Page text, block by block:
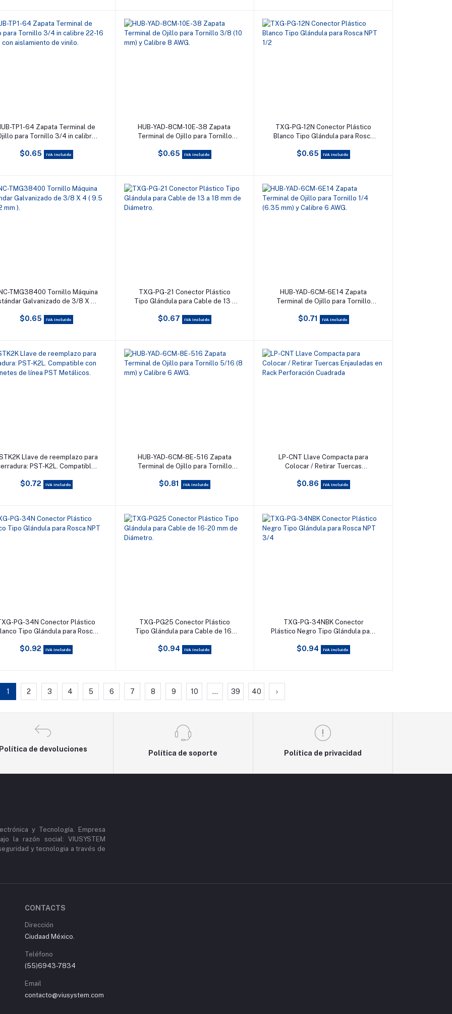
Añadir al carrito
TP1-64 Zapata Terminal de
para Tornillo 3/4 in calibre
vinilo.
$0.65 IVA incluido
Añadir al carrito
HUB-YAD-8CM-10E-38 Zapata
Terminal de Ojillo para Tornillo
$0.65 IVA incluido
Añadir al carrito
TXG-PG-12N Conector Plástico
Blanco Tipo Glándula para Rosca
$0.65 IVA incluido
Añadir al carrito
TMG38400 Tornillo Máquina
Galvanizado de 3/8 X 4 (
$0.65 IVA incluido
Añadir al carrito
TXG-PG-21 Conector Plástico
Tipo Glándula para Cable de 13 a
$0.67 IVA incluido
Añadir al carrito
HUB-YAD-6CM-6E14 Zapata
Terminal de Ojillo para Tornillo
$0.71 IVA incluido
Añadir al carrito
Llave de reemplazo para
PST-K2L. Compatible
Metálicos.
$0.72 IVA incluido
Añadir al carrito
HUB-YAD-6CM-8E-516 Zapata
Terminal de Ojillo para Tornillo
$0.81 IVA incluido
Añadir al carrito
LP-CNT Llave Compacta para
Colocar / Retirar Tuercas
Cuadrada
$0.86 IVA incluido
Añadir al carrito
PG-34N Conector Plástico
Tipo Glándula para Rosca
$0.92 IVA incluido
Añadir al carrito
TXG-PG25 Conector Plástico
Tipo Glándula para Cable de 16-
$0.94 IVA incluido
Añadir al carrito
TXG-PG-34NBK Conector
Plástico Negro Tipo Glándula para
$0.94 IVA incluido
1 2 3 4 5 6 7 8 9 10 ... 39 40 ›
de devoluciones
Política de soporte Política de privacidad
y Tecnología. Empresa
la razón social: VIUSYSTEM
y tecnologia a través de
CONTACTS
Dirección
Ciudaad México.
Teléfono
(55)6943-7834
Email
contacto@viusystem.com